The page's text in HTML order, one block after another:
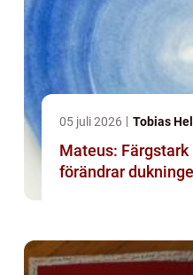
05 juli 2026 Tobias
Mateus:
förändrar